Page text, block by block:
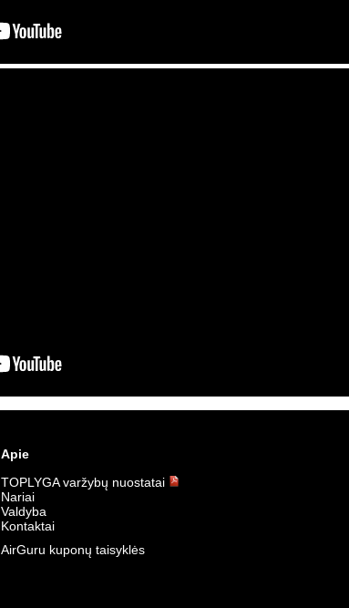
Apie
TOPLYGA varžybų nuostatai
Nariai
Valdyba
Kontaktai
AirGuru kuponų taisyklės